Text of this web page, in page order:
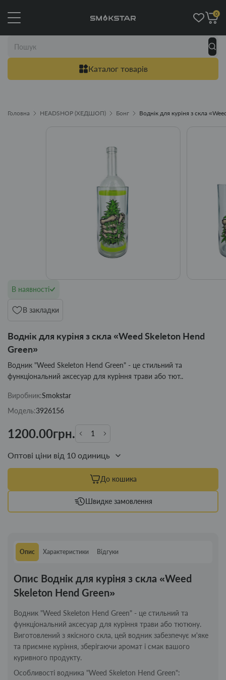
Каталог товарів
0
Головна HEADSHOP (ХЕДШОП) Бонг Воднік для куріня з скла
В наявності
В закладки
Воднік для куріня з скла «Weed Skeleton Hend
Green»
Водник "Weed Skeleton Hend Green" - це стильний та
функціональний аксесуар для куріння трави або тют..
Виробник:Smokstar
Модель:3926156
1200.00грн.
Оптові ціни від 10 одиниць
До кошика
Швидке замовлення
Опис Характеристики Відгуки
Опис Воднік для куріня з скла «Weed
Skeleton Hend Green»
Водник "Weed Skeleton Hend Green" - це стильний та
функціональний аксесуар для куріння трави або тютюну.
Виготовлений з якісного скла, цей водник забезпечує м'яке
та приємне куріння, зберігаючи аромат і смак вашого
куривного продукту.
Особливості водника "Weed Skeleton Hend Green":